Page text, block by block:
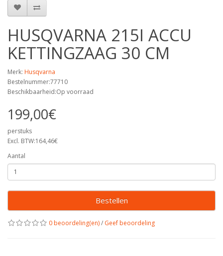
HUSQVARNA 215I ACCU
KETTINGZAAG 30 CM
Merk: Husqvarna
Bestelnummer:77710
Beschikbaarheid:Op voorraad
199,00€
perstuks
Excl. BTW:164,46€
Aantal
Bestellen
0 beoordeling(en)/ Geef beoordeling